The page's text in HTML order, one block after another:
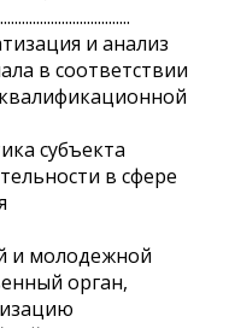
и анализ
в соответствии
субъекта
в сфере
и молодежной
орган,